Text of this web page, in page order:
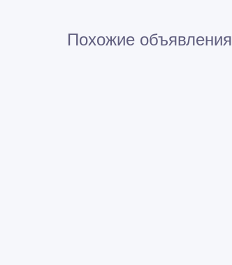
Похожие объявления